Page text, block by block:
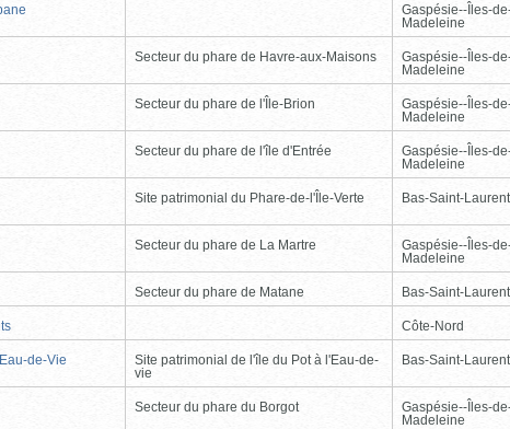
Gaspésie--Îles-
Madeleine
Secteur du phare de Havre-aux-Maisons
Gaspésie--Îles-
Madeleine
Secteur du phare de l'Île-Brion
Gaspésie--Îles-
Madeleine
Secteur du phare de l'île d'Entrée
Gaspésie--Îles-
Madeleine
Site patrimonial du Phare-de-l'Île-Verte Bas-Saint-Laurent
Secteur du phare de La Martre
Gaspésie--Îles-
Madeleine
Secteur du phare de Matane Bas-Saint-Laurent
Côte-Nord
de-Vie
Site patrimonial de l'île du Pot à l'Eau-de-
vie
Bas-Saint-Laurent
Secteur du phare du Borgot
Gaspésie--Îles-
Madeleine